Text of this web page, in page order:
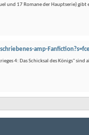
und 17 Romane der Hauptserie) gibt
amp-
4: Das Schicksal des Königs" sind